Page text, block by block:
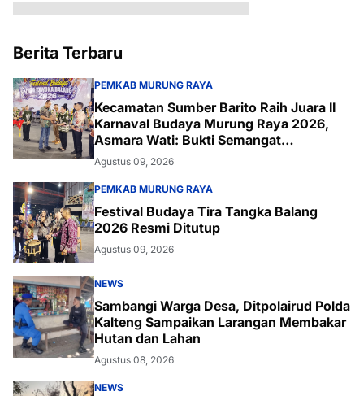
Berita Terbaru
PEMKAB MURUNG RAYA
Kecamatan Sumber Barito Raih Juara II
Karnaval Budaya Murung Raya 2026,
Asmara Wati: Bukti Semangat
Melestarikan Budaya
Agustus 09, 2026
PEMKAB MURUNG RAYA
Festival Budaya Tira Tangka Balang
2026 Resmi Ditutup
Agustus 09, 2026
NEWS
Sambangi Warga Desa, Ditpolairud Polda
Kalteng Sampaikan Larangan Membakar
Hutan dan Lahan
Agustus 08, 2026
NEWS